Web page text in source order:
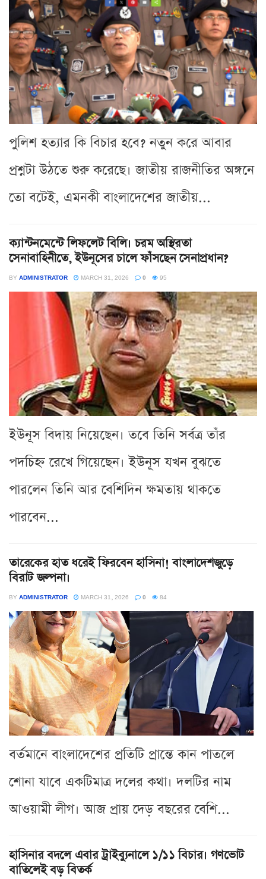
পুলিশ হত্যার কি বিচার হবে? নতুন করে আবার
প্রশ্নটা উঠতে শুরু করেছে। জাতীয় রাজনীতির অঙ্গনে
তো বটেই, এমনকী বাংলাদেশের জাতীয়...
ক্যান্টনমেন্টে লিফলেট বিলি। চরম অস্থিরতা
সেনাবাহিনীতে, ইউনূসের চালে ফাঁসছেন সেনাপ্রধান?
BY ADMINISTRATOR MARCH 31, 2026 0 95
ইউনূস বিদায় নিয়েছেন। তবে তিনি সর্বত্র তাঁর
পদচিহ্ন রেখে গিয়েছেন। ইউনূস যখন বুঝতে
পারলেন তিনি আর বেশিদিন ক্ষমতায় থাকতে
পারবেন...
তারেকের হাত ধরেই ফিরবেন হাসিনা! বাংলাদেশজুড়ে
বিরাট জল্পনা।
BY ADMINISTRATOR MARCH 31, 2026 0 84
বর্তমানে বাংলাদেশের প্রতিটি প্রান্তে কান পাতলে
শোনা যাবে একটিমাত্র দলের কথা। দলটির নাম
আওয়ামী লীগ। আজ প্রায় দেড় বছরের বেশি...
হাসিনার বদলে এবার ট্রাইব্যুনালে ১/১১ বিচার। গণভোট
বাতিলেই বড় বিতর্ক